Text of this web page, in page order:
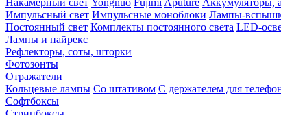
Накамерный свет Yongnuo Fujimi Aputure Аккумуляторы,
Импульсный свет Импульсные моноблоки Лампы-
Постоянный свет Комплекты постоянного света LED-
Лампы и пайрекс
Рефлекторы, соты, шторки
Фотозонты
Отражатели
Кольцевые лампы Со штативом С держателем для
Софтбоксы